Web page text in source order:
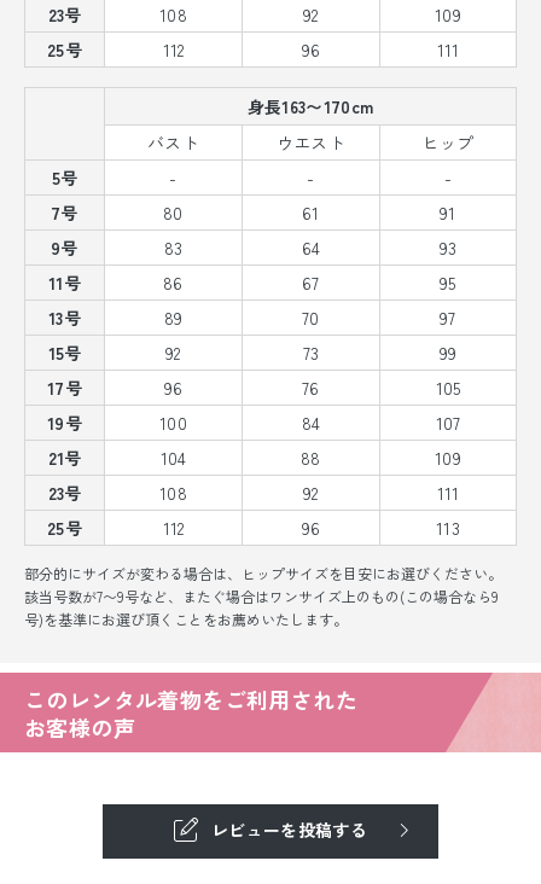
23号
108 92
109
25号
112 96 111
身長163〜170cm
バスト
ウエスト
ヒップ
5号
- -
-
7号
80 61
91
9号
83 64
93
11号
86 67
95
13号
89 70
97
15号
92 73
99
17号
96 76
105
19号
100 84
107
21号
104 88
109
23号
108 92
111
25号
112 96 113
部分的にサイズが変わる場合は、ヒップサイズを目安にお選びください。
該当号数が7〜9号など、またぐ場合はワンサイズ上のもの(この場合なら9
号)を基準にお選び頂くことをお薦めいたします。
このレンタル着物をご利用された
お客様の声
レビューを投稿する